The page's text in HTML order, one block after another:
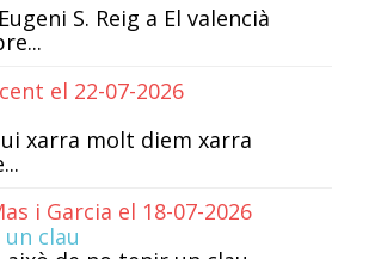
S. Reig a El valencià
el 22-07-2026
xarra molt diem xarra
i Garcia el 18-07-2026
clau